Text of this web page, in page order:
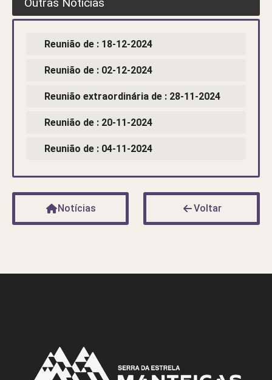
Reunião de : 18-12-2024
Reunião de : 02-12-2024
Reunião extraordinária de : 28-11-2024
Reunião de : 20-11-2024
Reunião de : 04-11-2024
Notícias Voltar